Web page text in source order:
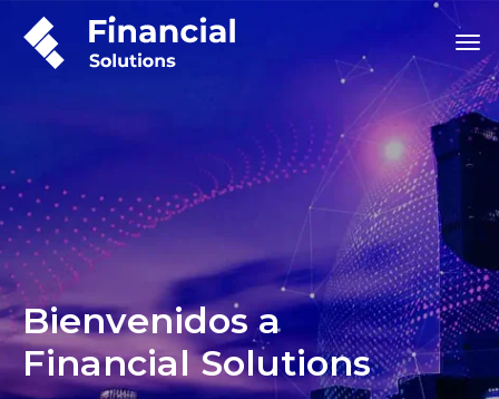
Bienvenidos a
Financial Solutions